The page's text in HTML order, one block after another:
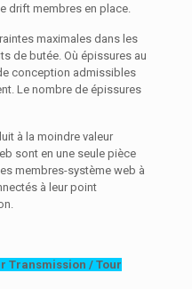
drift membres en place.
maximales dans les
de butée. Où épissures au
conception admissibles
Le nombre de épissures
à la moindre valeur
sont en une seule pièce
membres-système web à
à leur point
Transmission / Tour